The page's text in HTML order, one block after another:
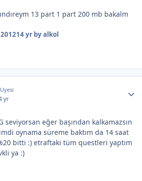
13 part 1 part 200 mb bakalm
14 yrby alkol
yr
seviyorsan eğer başından kalkamazsın
oynama süreme baktım da 14 saat
bitti :) etraftaki tüm questleri yaptım
ya :)